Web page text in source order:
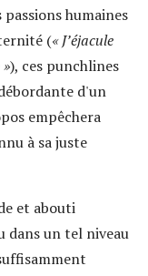
humaines
(« J’éjacule
), ces punchlines
d'un
empêchera
à sa juste
et abouti
dans un tel niveau